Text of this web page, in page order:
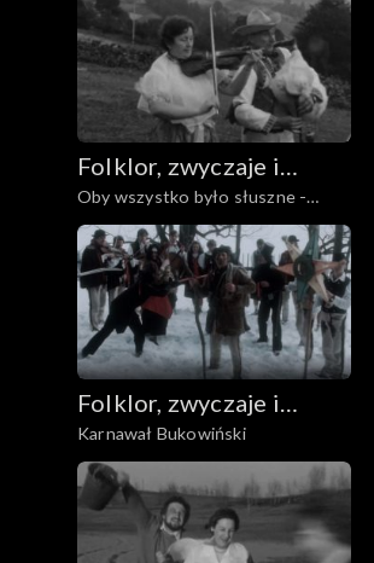
Folklor, zwyczaje i
sztuka ludowa
Oby wszystko było słuszne -
Koniaków
Folklor, zwyczaje i
sztuka ludowa
Karnawał Bukowiński